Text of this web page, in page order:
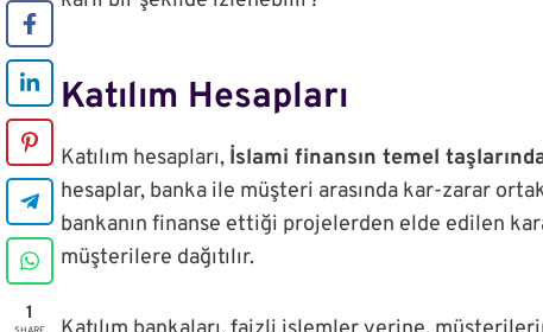
Katılım Hesapları
Katılım hesapları, İslami finansın temel
hesaplar, banka ile müşteri arasında kar-zarar
bankanın finanse ettiği projelerden elde edilen
müşterilere dağıtılır.
1